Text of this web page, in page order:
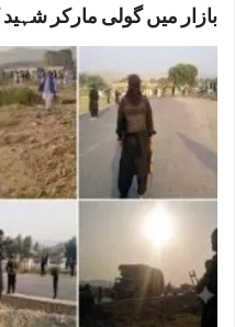
بازار میں گولی مارکر شہید